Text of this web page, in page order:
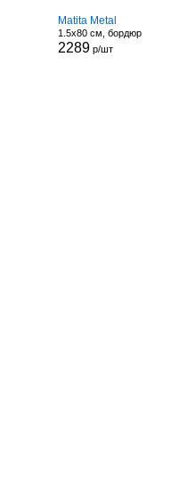
Matita Metal
1.5x80 см, бордюр
2289 р/шт